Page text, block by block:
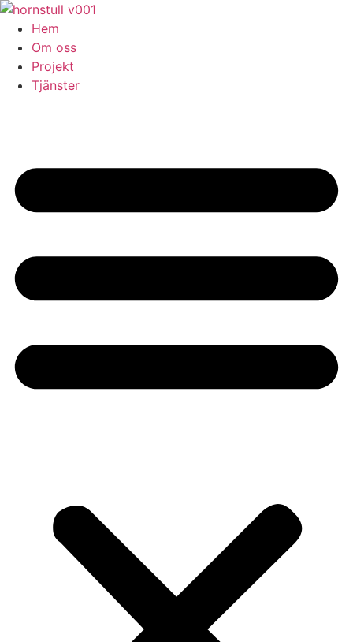
Skip
content
Hem
Om oss
Projekt
Tjänster